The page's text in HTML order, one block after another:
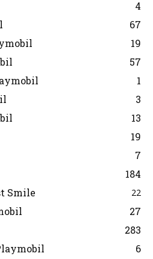
4
67
19
57
1
3
13
19
7
184
Smile
22
27
283
6